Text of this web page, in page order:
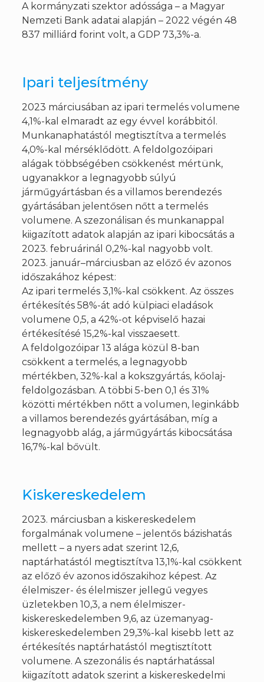
A kormányzati szektor adóssága – a Magyar
Nemzeti Bank adatai alapján – 2022 végén 48
837 milliárd forint volt, a GDP 73,3%-a.
Ipari teljesítmény
2023 márciusában az ipari termelés volumene
4,1%-kal elmaradt az egy évvel korábbitól.
Munkanaphatástól megtisztítva a termelés
4,0%-kal mérséklődött. A feldolgozóipari
alágak többségében csökkenést mértünk,
ugyanakkor a legnagyobb súlyú
járműgyártásban és a villamos berendezés
gyártásában jelentősen nőtt a termelés
volumene. A szezonálisan és munkanappal
kiigazított adatok alapján az ipari kibocsátás a
2023. februárinál 0,2%-kal nagyobb volt.
2023. január–márciusban az előző év azonos
időszakához képest:
Az ipari termelés 3,1%-kal csökkent. Az összes
értékesítés 58%-át adó külpiaci eladások
volumene 0,5, a 42%-ot képviselő hazai
értékesítésé 15,2%-kal visszaesett.
A feldolgozóipar 13 alága közül 8-ban
csökkent a termelés, a legnagyobb
mértékben, 32%-kal a kokszgyártás, kőolaj-
feldolgozásban. A többi 5-ben 0,1 és 31%
közötti mértékben nőtt a volumen, leginkább
a villamos berendezés gyártásában, míg a
legnagyobb alág, a járműgyártás kibocsátása
16,7%-kal bővült.
Kiskereskedelem
2023. márciusban a kiskereskedelem
forgalmának volumene – jelentős bázishatás
mellett – a nyers adat szerint 12,6,
naptárhatástól megtisztítva 13,1%-kal csökkent
az előző év azonos időszakihoz képest. Az
élelmiszer- és élelmiszer jellegű vegyes
üzletekben 10,3, a nem élelmiszer-
kiskereskedelemben 9,6, az üzemanyag-
kiskereskedelemben 29,3%-kal kisebb lett az
értékesítés naptárhatástól megtisztított
volumene. A szezonális és naptárhatással
kiigazított adatok szerint a kiskereskedelmi